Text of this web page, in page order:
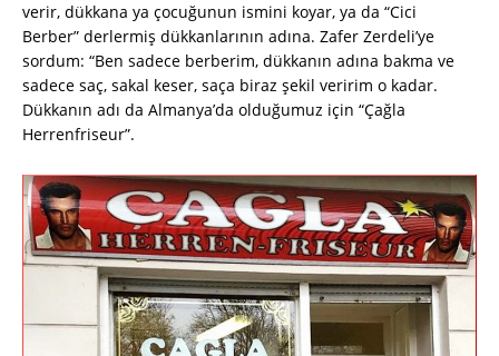
verir, dükkana ya çocuğunun ismini koyar, ya da “Cici
Berber” derlermiş dükkanlarının adına. Zafer Zerdeli’ye
sordum: “Ben sadece berberim, dükkanın adına bakma ve
sadece saç, sakal keser, saça biraz şekil veririm o kadar.
Dükkanın adı da Almanya’da olduğumuz için “Çağla
Herrenfriseur”.